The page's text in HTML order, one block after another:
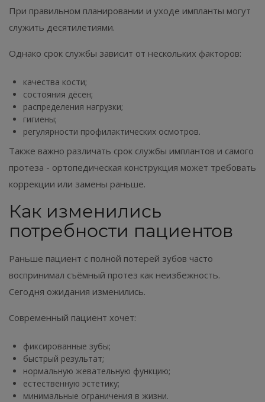
При правильном планировании и уходе импланты могут
служить десятилетиями.
Однако срок службы зависит от нескольких факторов:
качества кости;
состояния дёсен;
распределения нагрузки;
гигиены;
регулярности профилактических осмотров.
Также важно различать срок службы имплантов и самого
протеза - ортопедическая конструкция может требовать
коррекции или замены раньше.
Как изменились
потребности пациентов
Раньше пациент с полной потерей зубов часто
воспринимал съёмный протез как неизбежность.
Сегодня ожидания изменились.
Современный пациент хочет:
фиксированные зубы;
быстрый результат;
нормальную жевательную функцию;
естественную эстетику;
минимальные ограничения в жизни.